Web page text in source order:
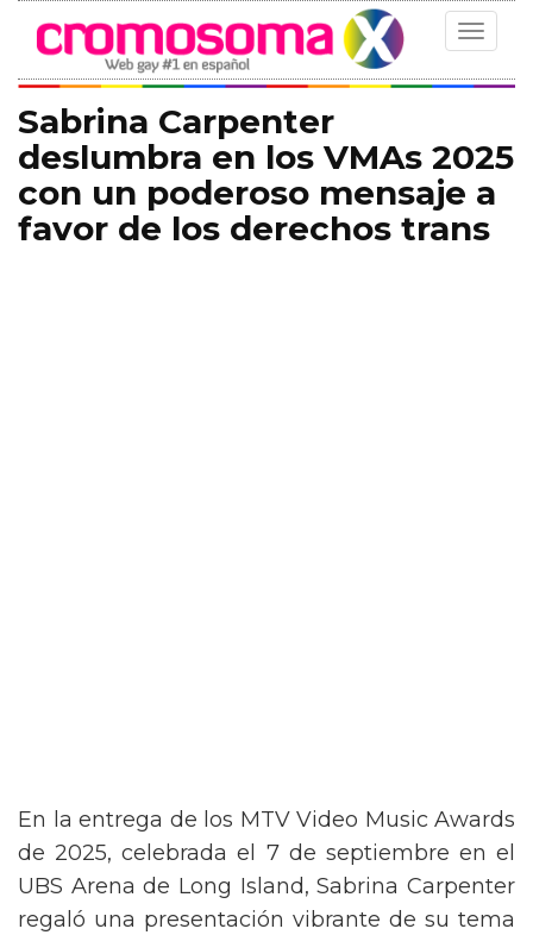
Toggle
Sabrina Carpenter
deslumbra en los VMAs 2025
con un poderoso mensaje a
favor de los derechos trans
En la entrega de los MTV Video Music Awards
de 2025, celebrada el 7 de septiembre en el
UBS Arena de Long Island, Sabrina Carpenter
regaló una presentación vibrante de su tema